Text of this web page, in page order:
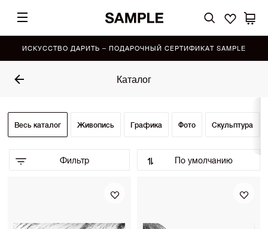
ИСКУССТВО ДАРИТЬ – ПОДАРОЧНЫЙ СЕРТИФИКАТ SAMPLE
Каталог
Весь каталог Живопись Графика Фото Скульптура
Фильтр По умолчанию
По убыванию цены